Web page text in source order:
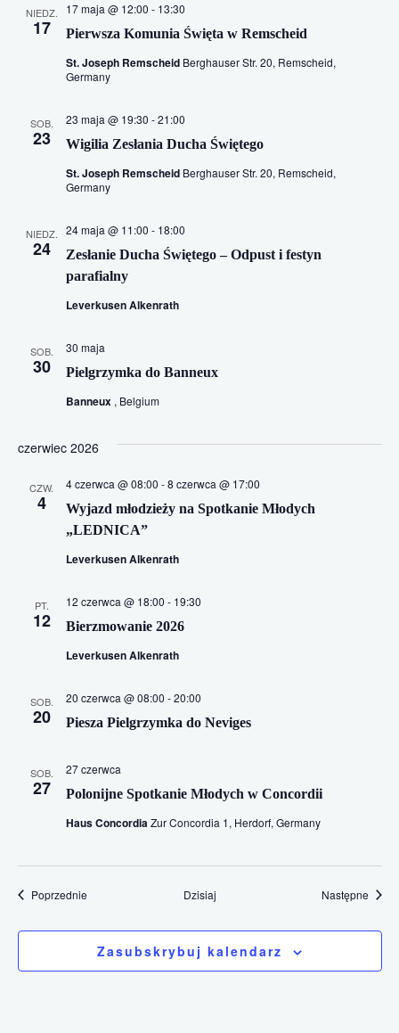
NIEDZ.
17 Pierwsza Komunia Święta w Remscheid
17 maja @ 12:00 - 13:30
St. Joseph Remscheid Berghauser Str. 20, Remscheid,
Germany
SOB.
23 Wigilia Zesłania Ducha Świętego
23 maja @ 19:30 -21:00
St. Joseph Remscheid Berghauser Str. 20, Remscheid,
Germany
NIEDZ.
24
Zesłanie Ducha Świętego – Odpust i festyn
parafialny
24 maja @ 11:00 - 18:00
Leverkusen Alkenrath
SOB.
30 Pielgrzymka do Banneux
30 maja
Banneux , Belgium
czerwiec 2026
CZW.
4
Wyjazd młodzieży na Spotkanie Młodych
„LEDNICA”
4 czerwca @ 08:00 -8 czerwca @ 17:00
Leverkusen Alkenrath
PT.
12 Bierzmowanie 2026
12 czerwca @ 18:00 - 19:30
Leverkusen Alkenrath
SOB.
20 Piesza Pielgrzymka do Neviges
20 czerwca @ 08:00 -20:00
SOB.
27 Polonijne Spotkanie Młodych w Concordii
27 czerwca
Haus ConcordiaZur Concordia 1, Herdorf, Germany
PoprzednieWydarzenia Dzisiaj Następne
Zasubskrybuj kalendarz